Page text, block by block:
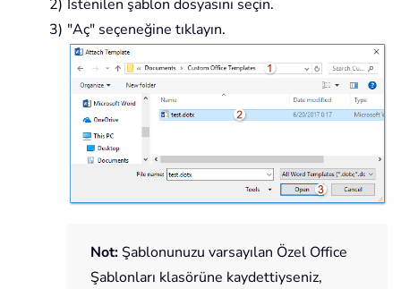
İstenilen şablon dosyasını seçin.
"Aç" seçeneğine tıklayın.
Not: Şablonunuzu varsayılan Özel Office
Şablonları klasörüne kaydettiyseniz,